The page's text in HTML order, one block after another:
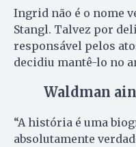
Ingrid não é o nome
Stangl. Talvez por
responsável pelos
decidiu mantê-lo no
Waldman
“A história é uma
absolutamente